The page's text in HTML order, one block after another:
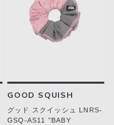
GOOD SQUISH
グッド スクイッシュ LNRS-
GSQ-AS11 "BABY